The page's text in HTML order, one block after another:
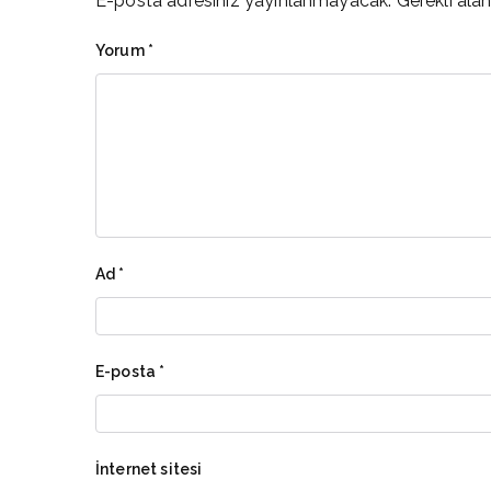
Yorum *
Ad *
E-posta *
İnternet sitesi